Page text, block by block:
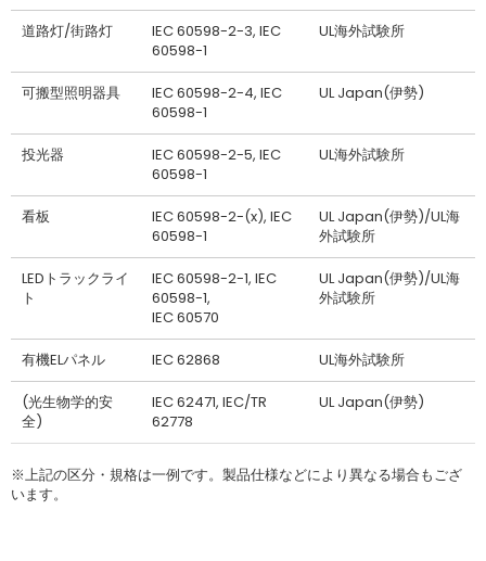
道路灯/街路灯
IEC 60598-2-3, IEC
60598-1
UL海外試験所
可搬型照明器具
IEC 60598-2-4, IEC
60598-1
UL Japan(伊勢)
投光器
IEC 60598-2-5, IEC
60598-1
UL海外試験所
看板
IEC 60598-2-(x), IEC
60598-1
UL Japan(伊勢)/UL海
外試験所
LEDトラックライ
ト
IEC 60598-2-1, IEC
60598-1,
IEC 60570
UL Japan(伊勢)/UL海
外試験所
有機ELパネル IEC 62868 UL海外試験所
(光生物学的安
全)
IEC 62471, IEC/TR
62778
UL Japan(伊勢)
※上記の区分・規格は一例です。製品仕様などにより異なる場合もござ
います。